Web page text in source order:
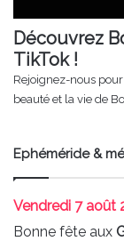
Découvrez
TikTok !
Rejoignez-nous
beauté et la vie de
Ephéméride &
Vendredi 7 août
Bonne fête aux